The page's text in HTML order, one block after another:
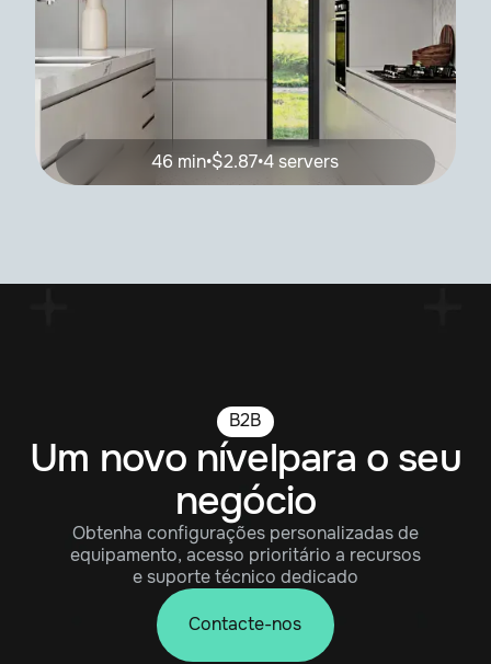
46 min•$2.87•4 servers
B2B
Um novo nívelpara o seu
negócio
Obtenha configurações personalizadas de
equipamento, acesso prioritário a recursos
e suporte técnico dedicado
Contacte-nos